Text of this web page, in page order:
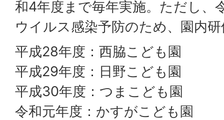
和4年度まで毎年実施。ただし、
ウイルス感染予防のため、園内
平成28年度：西脇こども園
平成29年度：日野こども園
平成30年度：つまこども園
令和元年度：かすがこども園